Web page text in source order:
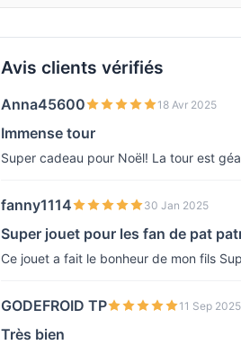
Avis clients vérifiés
Anna45600 18 Avr 2025
Immense tour
Super cadeau pour Noël! La tour est
fanny1114 30 Jan 2025
Super jouet pour les fan de pat
Ce jouet a fait le bonheur de mon fils
GODEFROID TP 11 Sep 2025
Très bien